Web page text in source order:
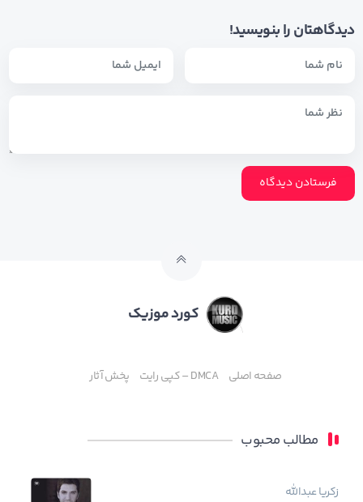
دیدگاهتان را بنویسید!
کورد موزیک
صفحه اصلی DMCA – کپی رایت پخش آثار
مطالب محبوب
زکریا عبدالله